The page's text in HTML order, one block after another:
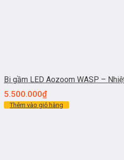
Bi gầm LED Aozoom WASP –
5.500.000₫
Thêm vào giỏ hàng